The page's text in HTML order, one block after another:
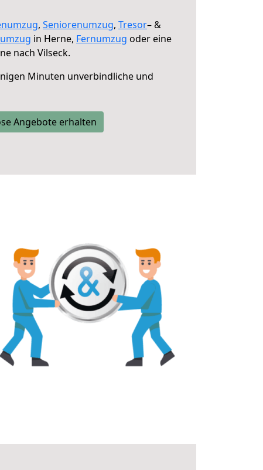
, Seniorenumzug, Tresor– &
in Herne, Fernumzug oder eine
nach Vilseck.
Minuten unverbindliche und
Angebote erhalten